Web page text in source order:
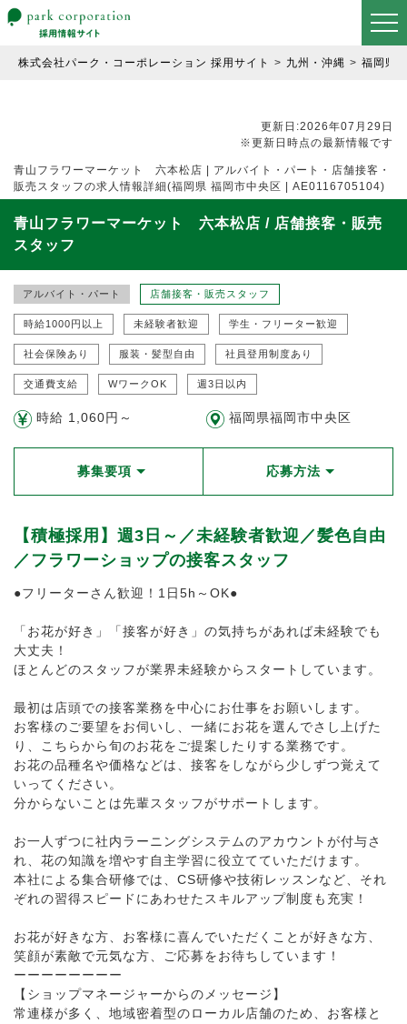
株式会社パーク・コーポレーション 採用サイト 九州・沖縄 福岡県
更新日:2026年07月29日
※更新日時点の最新情報です
青山フラワーマーケット 六本松店 | アルバイト・パート・店舗接客・
販売スタッフの求人情報詳細(福岡県 福岡市中央区 | AE0116705104)
青山フラワーマーケット 六本松店 / 店舗接客・販売
スタッフ
アルバイト・パート 店舗接客・販売スタッフ
時給1000円以上 未経験者歓迎 学生・フリーター歓迎
社会保険あり 服装・髪型自由 社員登用制度あり
交通費支給 WワークOK 週3日以内
時給 1,060円～ 福岡県福岡市中央区
募集要項 応募方法
【積極採用】週3日～／未経験者歓迎／髪色自由
／フラワーショップの接客スタッフ
●フリーターさん歓迎！1日5h～OK●
「お花が好き」「接客が好き」の気持ちがあれば未経験でも
大丈夫！
ほとんどのスタッフが業界未経験からスタートしています。
最初は店頭での接客業務を中心にお仕事をお願いします。
お客様のご要望をお伺いし、一緒にお花を選んでさし上げた
り、こちらから旬のお花をご提案したりする業務です。
お花の品種名や価格などは、接客をしながら少しずつ覚えて
いってください。
分からないことは先輩スタッフがサポートします。
お一人ずつに社内ラーニングシステムのアカウントが付与さ
れ、花の知識を増やす自主学習に役立てていただけます。
本社による集合研修では、CS研修や技術レッスンなど、それ
ぞれの習得スピードにあわせたスキルアップ制度も充実！
お花が好きな方、お客様に喜んでいただくことが好きな方、
笑顔が素敵で元気な方、ご応募をお待ちしています！
ーーーーーーーー
【ショップマネージャーからのメッセージ】
常連様が多く、地域密着型のローカル店舗のため、お客様と